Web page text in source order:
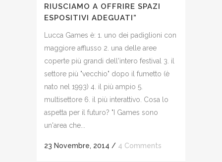
RIUSCIAMO A OFFRIRE SPAZI
ESPOSITIVI ADEGUATI”
Lucca Games è: 1. uno dei padiglioni con
maggiore afflusso 2. una delle aree
coperte più grandi dell'intero festival 3. il
settore più "vecchio" dopo il fumetto (è
nato nel 1993) 4. il più ampio 5.
multisettore 6. il più interattivo. Cosa lo
aspetta per il futuro? "I Games sono
un'area che...
23 Novembre, 2014 / 4 Comments